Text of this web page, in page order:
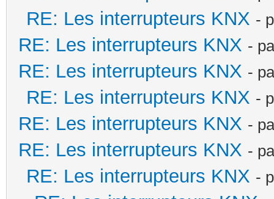
RE: Les interrupteurs KNX -
RE: Les interrupteurs KNX -
RE: Les interrupteurs KNX -
RE: Les interrupteurs KNX -
RE: Les interrupteurs KNX -
RE: Les interrupteurs KNX -
RE: Les interrupteurs KNX -